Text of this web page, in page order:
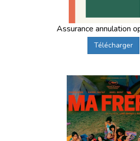
Assurance annulation
Télécharger